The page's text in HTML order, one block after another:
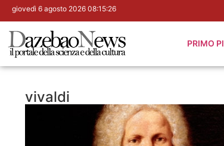
giovedì 6 agosto 2026 08:15:27
PRIMO
vivaldi